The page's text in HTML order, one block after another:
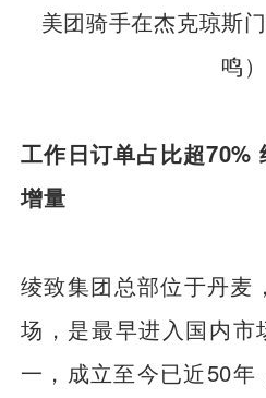
美团骑手在杰克琼斯
鸣）
工作日订单占比超70%
增量
绫致集团总部位于丹麦
场，是最早进入国内市
一，成立至今已近50年